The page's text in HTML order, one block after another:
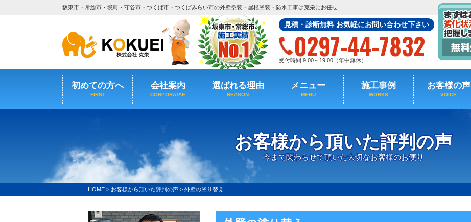
坂東市・常総市・境町・守谷市・つくば市・つくばみらい市の外壁塗装・屋根塗装・防水工事は克栄にお任せ
見積・診断無料 お気軽にお問い合わせ下さい
0297-44-7832
受付時間 9:00～19:00（年中無休）
初めての方へ
FIRST
会社案内
CORPORATAE
選ばれる理由
REASON
メニュー
MENU
施工事例
WORKS
お客様の声
VOICE
お客様から頂いた評判の声
今まで関わらせて頂いた大切なお客様のお便り
HOME > お客様から頂いた評判の声 > 外壁の塗り替え